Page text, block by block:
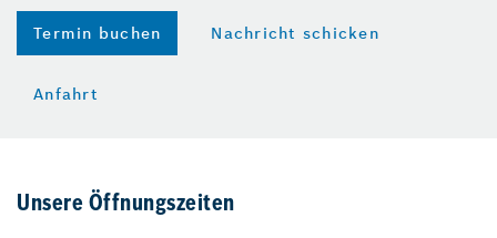
Termin buchen Nachricht schicken
Anfahrt
Unsere Öffnungszeiten